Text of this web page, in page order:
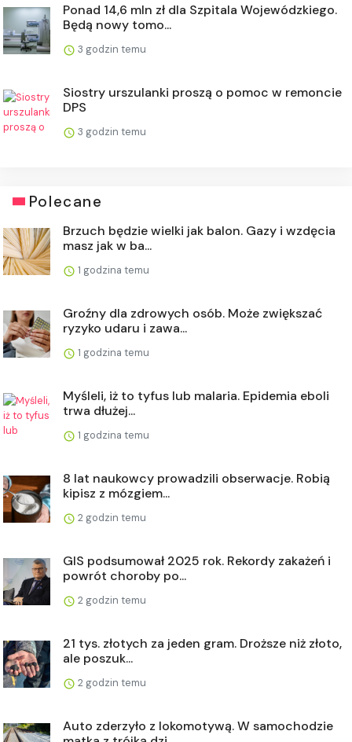
Ponad 14,6 mln zł dla Szpitala Wojewódzkiego.
Będą nowy tomo...
3 godzin temu
Siostry urszulanki proszą o pomoc w remoncie
DPS
3 godzin temu
Polecane
Brzuch będzie wielki jak balon. Gazy i wzdęcia
masz jak w ba...
1 godzina temu
Groźny dla zdrowych osób. Może zwiększać
ryzyko udaru i zawa...
1 godzina temu
Myśleli, iż to tyfus lub malaria. Epidemia eboli
trwa dłużej...
1 godzina temu
8 lat naukowcy prowadzili obserwacje. Robią
kipisz z mózgiem...
2 godzin temu
GIS podsumował 2025 rok. Rekordy zakażeń i
powrót choroby po...
2 godzin temu
21 tys. złotych za jeden gram. Droższe niż złoto,
ale poszuk...
2 godzin temu
Auto zderzyło z lokomotywą. W samochodzie